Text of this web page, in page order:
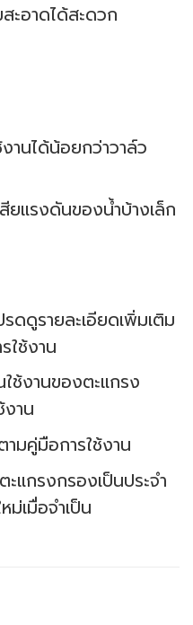
ะอาดได้สะดวก
านได้น้อยกว่าวาล์ว
ยแรงดันของน้ำบ้างเล็ก
ดดูรายละเอียดเพิ่มเติม
ใช้งาน
ช้งานของตะแกรง
งาน
มคู่มือการใช้งาน
แกรงกรองเป็นประจำ
ม่เมื่อจำเป็น